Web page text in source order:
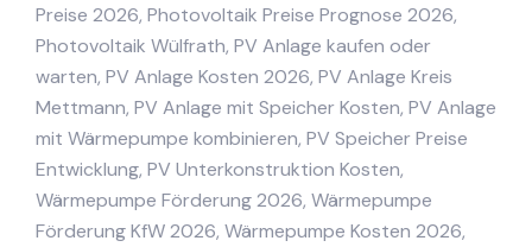
Preise 2026, Photovoltaik Preise Prognose 2026,
Photovoltaik Wülfrath, PV Anlage kaufen oder
warten, PV Anlage Kosten 2026, PV Anlage Kreis
Mettmann, PV Anlage mit Speicher Kosten, PV Anlage
mit Wärmepumpe kombinieren, PV Speicher Preise
Entwicklung, PV Unterkonstruktion Kosten,
Wärmepumpe Förderung 2026, Wärmepumpe
Förderung KfW 2026, Wärmepumpe Kosten 2026,